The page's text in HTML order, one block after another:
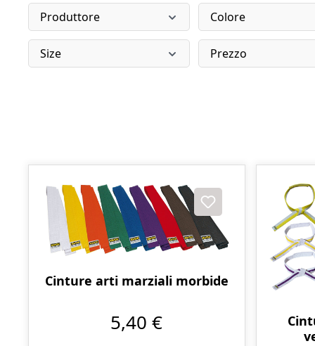
Produttore Colore
Size Prezzo
Cinture arti marziali morbide
5,40 €